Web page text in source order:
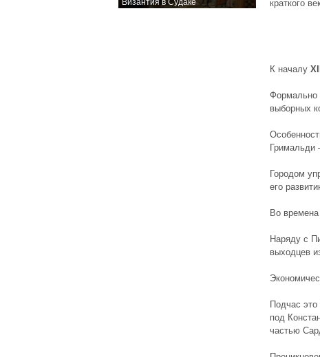
Византия в Судаке
краткого
К началу XII
Формально
выборных
Гримальди
Городом
его
Во
Наряду с
выходцев
Подчас
под
частью